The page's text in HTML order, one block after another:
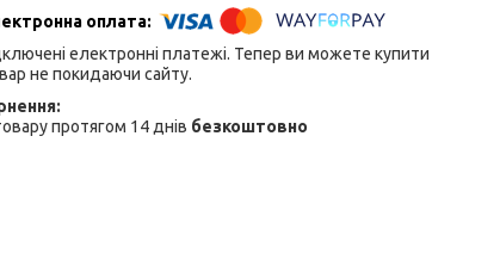
електронні платежі. Тепер ви можете купити
не покидаючи сайту.
протягом 14 днів безкоштовно